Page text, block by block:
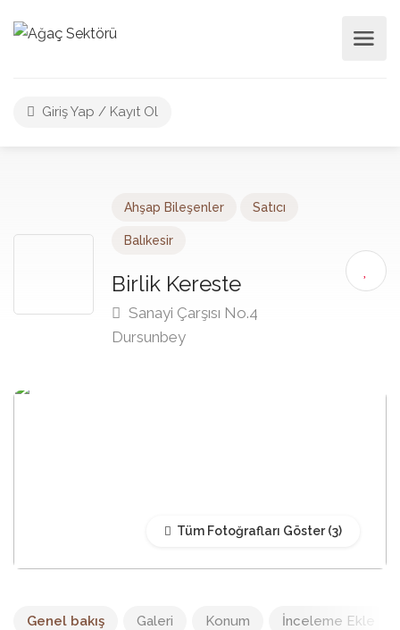
Giriş Yap / Kayıt Ol
Ahşap Bileşenler Satıcı
Balıkesir
Birlik Kereste
Sanayi Çarşısı No.4
Dursunbey
Tüm Fotoğrafları Göster
Genel bakış Galeri Konum İnceleme Ekle